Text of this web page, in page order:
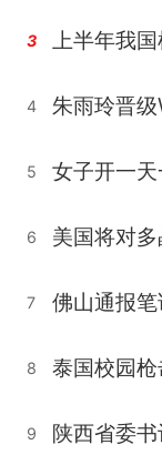
3
4
5
6
7
8 泰国校园
9 陕西省委